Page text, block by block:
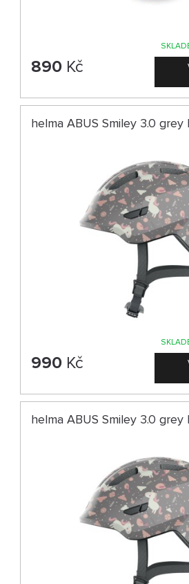
890 Kč
helma ABUS Smiley 3.0
990 Kč
helma ABUS Smiley 3.0